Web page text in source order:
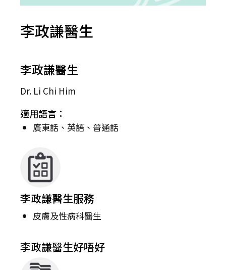
李政謙醫生
李政謙醫生
Dr. Li Chi Him
適用語言：
廣東話、英語、普通話
李政謙醫生服務
皮膚及性病科醫生
李政謙醫生好唔好